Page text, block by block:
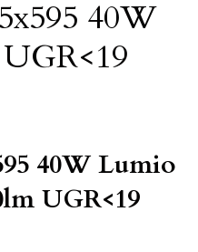
40W
40W Lumio
UGR<19